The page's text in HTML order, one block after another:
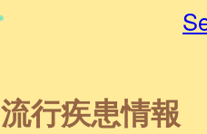
流行疾患情報